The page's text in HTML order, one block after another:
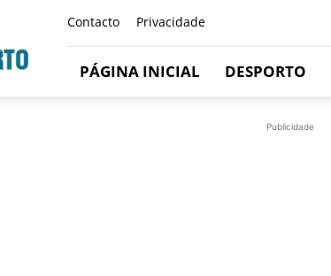
Contacto Privacidade
PÁGINA INICIAL DESPORTO
Publicidade